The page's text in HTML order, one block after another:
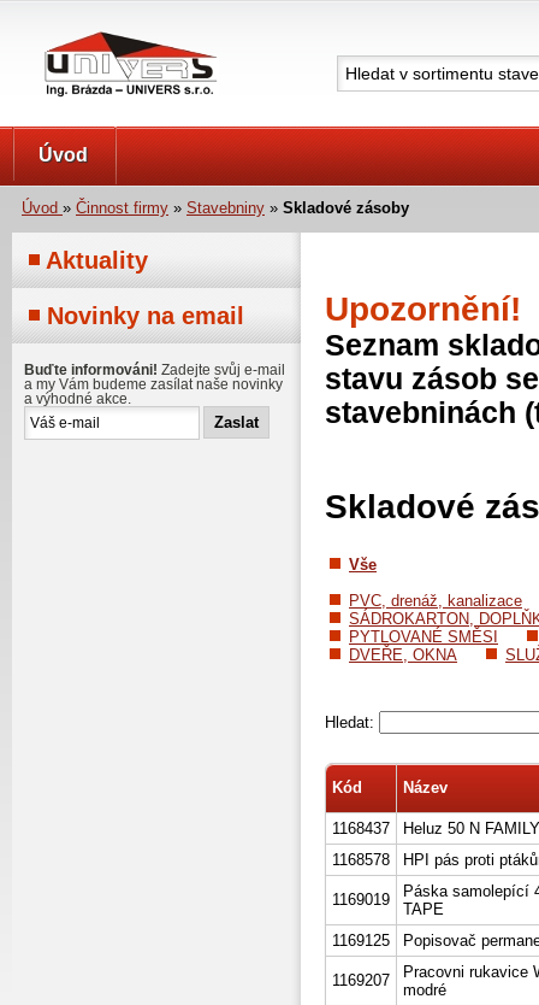
Úvod
Úvod » Činnost firmy » Stavebniny » Skladové zásoby
Upozornění!
Seznam
stavu zásob
stavebninách
Skladové
Vše
PVC, drenáž, kanalizace
SÁDROKARTON,
PYTLOVANÉ SMĚSI
DVEŘE, OKNA
Hledat:
Kód Název
1168437
Heluz 50 N
1168578
HPI pás proti
1169019
Páska samolepící
TAPE
1169125
Popisovač
1169207
Pracovni rukavice
modré
Aktuality
Novinky na email
Buďte informováni! Zadejte svůj e-mail
a my Vám budeme zasílat naše novinky
a výhodné akce.